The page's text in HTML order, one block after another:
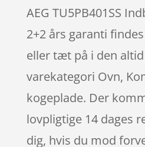
AEG TU5PB401SS
2+2 års garanti
eller tæt på i den
varekategori Ovn,
kogeplade. Der
lovpligtige 14 dages
dig, hvis du mod